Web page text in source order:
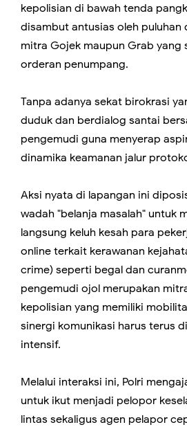
kepolisian di bawah tenda
disambut antusias oleh puluhan
mitra Gojek maupun Grab yang
orderan penumpang.
Tanpa adanya sekat birokrasi
duduk dan berdialog santai
pengemudi guna menyerap
dinamika keamanan jalur
Aksi nyata di lapangan ini
wadah "belanja masalah" untuk
langsung keluh kesah para
online terkait kerawanan
crime) seperti begal dan
pengemudi ojol merupakan
kepolisian yang memiliki
sinergi komunikasi harus terus
intensif.
Melalui interaksi ini, Polri
untuk ikut menjadi pelopor
lintas sekaligus agen pelapor